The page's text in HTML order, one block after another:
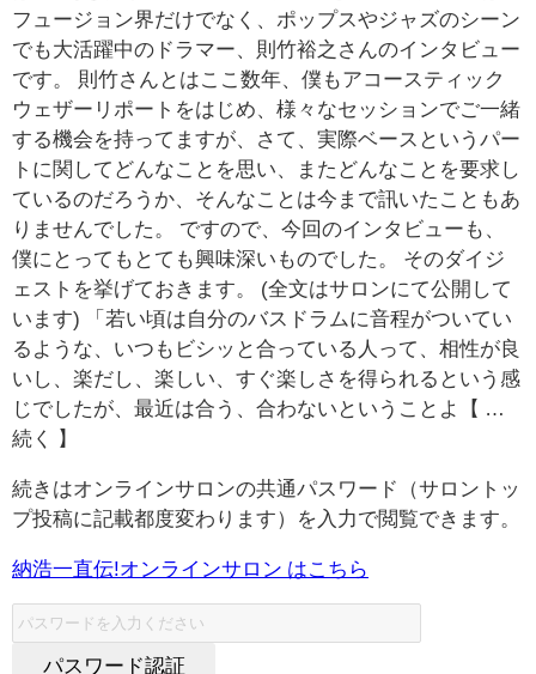
フュージョン界だけでなく、ポップスやジャズのシーン
でも大活躍中のドラマー、則竹裕之さんのインタビュー
です。 則竹さんとはここ数年、僕もアコースティック
ウェザーリポートをはじめ、様々なセッションでご一緒
する機会を持ってますが、さて、実際ベースというパー
トに関してどんなことを思い、またどんなことを要求し
ているのだろうか、そんなことは今まで訊いたこともあ
りませんでした。 ですので、今回のインタビューも、
僕にとってもとても興味深いものでした。 そのダイジ
ェストを挙げておきます。 (全文はサロンにて公開して
います) 「若い頃は自分のバスドラムに音程がついてい
るような、いつもビシッと合っている人って、相性が良
いし、楽だし、楽しい、すぐ楽しさを得られるという感
じでしたが、最近は合う、合わないということよ【 …
続く 】
続きはオンラインサロンの共通パスワード（サロントッ
プ投稿に記載都度変わります）を入力で閲覧できます。
納浩一直伝!オンラインサロン はこちら